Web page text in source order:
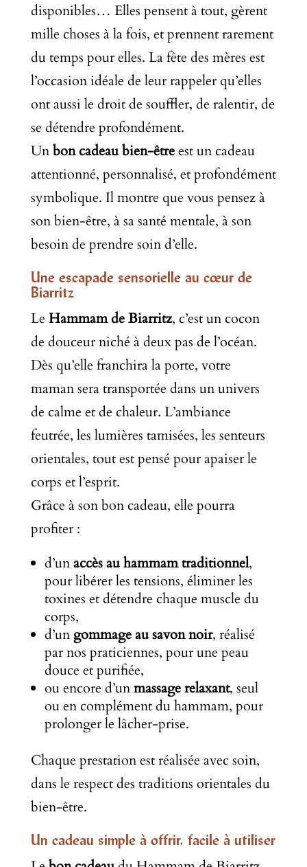
disponibles… Elles pensent à tout, gèrent
mille choses à la fois, et prennent rarement
du temps pour elles. La fête des mères est
l’occasion idéale de leur rappeler qu’elles
ont aussi le droit de souffler, de ralentir, de
se détendre profondément.
Unbon cadeau bien-êtreest un cadeau
attentionné, personnalisé, et profondément
symbolique. Il montre que vous pensez à
son bien-être, à sa santé mentale, à son
besoin de prendre soin d’elle.
Une escapade sensorielle au cœur de
Biarritz
Le Hammam de Biarritz, c’est un cocon
de douceur niché à deux pas de l’océan.
Dès qu’elle franchira la porte, votre
maman sera transportée dans un univers
de calme et de chaleur. L’ambiance
feutrée, les lumières tamisées, les senteurs
orientales, tout est pensé pour apaiser le
corps et l’esprit.
Grâce à son bon cadeau, elle pourra
profiter :
d’unaccès au hammam traditionnel,
pour libérer les tensions, éliminer les
toxines et détendre chaque muscle du
corps,
d’un gommage au savon noir, réalisé
par nos praticiennes, pour une peau
douce et purifiée,
ou encore d’unmassage relaxant, seul
ou en complément du hammam, pour
prolonger le lâcher-prise.
Chaque prestation est réalisée avec soin,
dans le respect des traditions orientales du
bien-être.
Un cadeau simple à offrir, facile à utiliser